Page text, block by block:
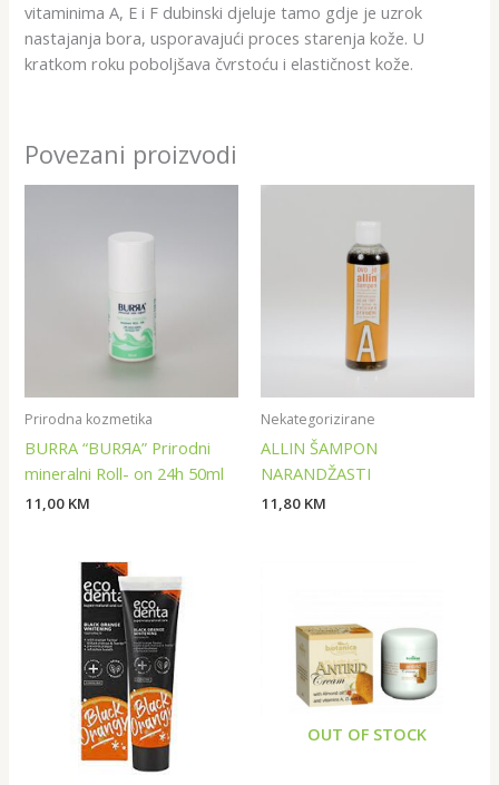
vitaminima A, E i F dubinski djeluje tamo gdje je uzrok
nastajanja bora, usporavajući proces starenja kože. U
kratkom roku poboljšava čvrstoću i elastičnost kože.
Povezani proizvodi
Prirodna kozmetika
BURRA “BURЯA” Prirodni
mineralni Roll- on 24h 50ml
11,00 KM
Nekategorizirane
ALLIN ŠAMPON
NARANDŽASTI
11,80 KM
OUT OF STOCK